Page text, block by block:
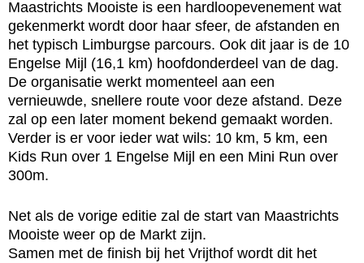
Maastrichts Mooiste is een hardloopevenement wat
gekenmerkt wordt door haar sfeer, de afstanden en
het typisch Limburgse parcours. Ook dit jaar is de 10
Engelse Mijl (16,1 km) hoofdonderdeel van de dag.
De organisatie werkt momenteel aan een
vernieuwde, snellere route voor deze afstand. Deze
zal op een later moment bekend gemaakt worden.
Verder is er voor ieder wat wils: 10 km, 5 km, een
Kids Run over 1 Engelse Mijl en een Mini Run over
300m.
Net als de vorige editie zal de start van Maastrichts
Mooiste weer op de Markt zijn.
Samen met de finish bij het Vrijthof wordt dit het